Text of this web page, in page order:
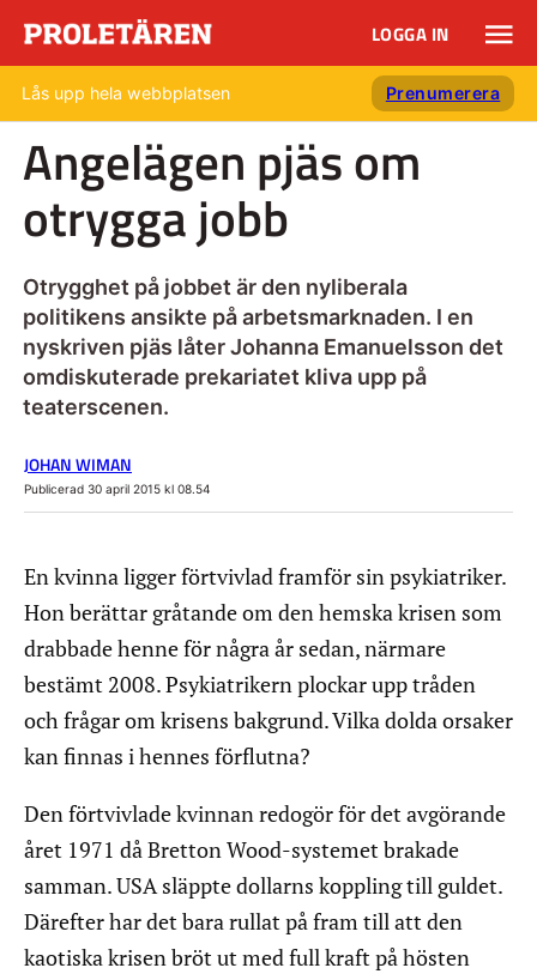
LOGGA IN
Lås upp hela webbplatsen Prenumerera
Angelägen pjäs om
otrygga jobb
Otrygghet på jobbet är den nyliberala
politikens ansikte på arbetsmarknaden. I en
nyskriven pjäs låter Johanna Emanuelsson det
omdiskuterade prekariatet kliva upp på
teaterscenen.
JOHAN WIMAN
Publicerad 30 april 2015 kl 08.54
En kvinna ligger förtvivlad framför sin psykiatriker.
Hon berättar gråtande om den hemska krisen som
drabbade henne för några år sedan, närmare
bestämt 2008. Psykiatrikern plockar upp tråden
och frågar om krisens bakgrund. Vilka dolda orsaker
kan finnas i hennes förflutna?
Den förtvivlade kvinnan redogör för det avgörande
året 1971 då Bretton Wood-systemet brakade
samman. USA släppte dollarns koppling till guldet.
Därefter har det bara rullat på fram till att den
kaotiska krisen bröt ut med full kraft på hösten